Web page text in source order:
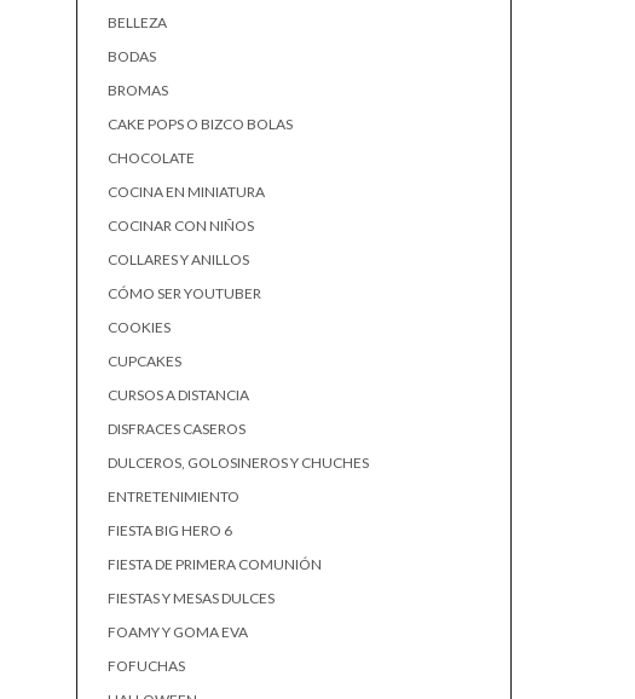
BELLEZA
BODAS
BROMAS
CAKE POPS O BIZCO BOLAS
CHOCOLATE
COCINA EN MINIATURA
COCINAR CON NIÑOS
COLLARES Y ANILLOS
CÓMO SER YOUTUBER
COOKIES
CUPCAKES
CURSOS A DISTANCIA
DISFRACES CASEROS
DULCEROS, GOLOSINEROS Y CHUCHES
ENTRETENIMIENTO
FIESTA BIG HERO 6
FIESTA DE PRIMERA COMUNIÓN
FIESTAS Y MESAS DULCES
FOAMY Y GOMA EVA
FOFUCHAS